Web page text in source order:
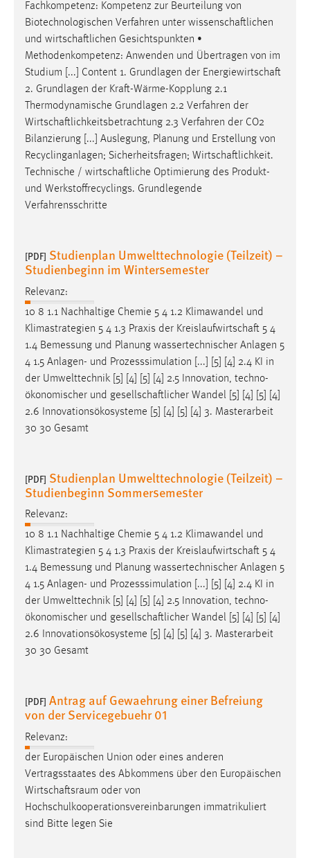
Fachkompetenz: Kompetenz zur Beurteilung von
Biotechnologischen Verfahren unter wissenschaftlichen
und wirtschaftlichen Gesichtspunkten •
Methodenkompetenz: Anwenden und Übertragen von im
Studium [...] Content 1. Grundlagen der Energiewirtschaft
2. Grundlagen der Kraft-Wärme-Kopplung 2.1
Thermodynamische Grundlagen 2.2 Verfahren der
Wirtschaftlichkeitsbetrachtung 2.3 Verfahren der CO2
Bilanzierung [...] Auslegung, Planung und Erstellung von
Recyclinganlagen; Sicherheitsfragen; Wirtschaftlichkeit.
Technische / wirtschaftliche Optimierung des Produkt-
und Werkstoffrecyclings. Grundlegende
Verfahrensschritte
[PDF] Studienplan Umwelttechnologie (Teilzeit) –
Studienbeginn im Wintersemester
Relevanz:
10 8 1.1 Nachhaltige Chemie 5 4 1.2 Klimawandel und
Klimastrategien 5 4 1.3 Praxis der Kreislaufwirtschaft 5 4
1.4 Bemessung und Planung wassertechnischer Anlagen 5
4 1.5 Anlagen- und Prozesssimulation [...] [5] [4] 2.4 KI in
der Umwelttechnik [5] [4] [5] [4] 2.5 Innovation, techno-
ökonomischer und gesellschaftlicher Wandel [5] [4] [5] [4]
2.6 Innovationsökosysteme [5] [4] [5] [4] 3. Masterarbeit
30 30 Gesamt
[PDF] Studienplan Umwelttechnologie (Teilzeit) –
Studienbeginn Sommersemester
Relevanz:
10 8 1.1 Nachhaltige Chemie 5 4 1.2 Klimawandel und
Klimastrategien 5 4 1.3 Praxis der Kreislaufwirtschaft 5 4
1.4 Bemessung und Planung wassertechnischer Anlagen 5
4 1.5 Anlagen- und Prozesssimulation [...] [5] [4] 2.4 KI in
der Umwelttechnik [5] [4] [5] [4] 2.5 Innovation, techno-
ökonomischer und gesellschaftlicher Wandel [5] [4] [5] [4]
2.6 Innovationsökosysteme [5] [4] [5] [4] 3. Masterarbeit
30 30 Gesamt
[PDF] Antrag auf Gewaehrung einer Befreiung
von der Servicegebuehr 01
Relevanz:
der Europäischen Union oder eines anderen
Vertragsstaates des Abkommens über den Europäischen
Wirtschaftsraum oder von
Hochschulkooperationsvereinbarungen immatrikuliert
sind Bitte legen Sie